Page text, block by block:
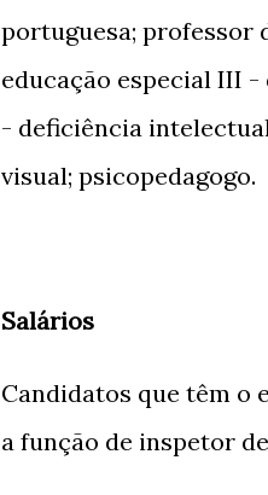
portuguesa; professor
educação especial III
- deficiência
visual; psicopedagogo.
Salários
Candidatos que têm o
a função de inspetor